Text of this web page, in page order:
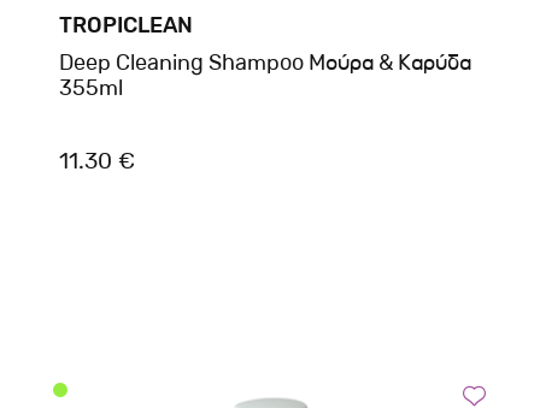
TROPICLEAN
Deep Cleaning Shampoo Μούρα & Καρύδα
355ml
11.30 €